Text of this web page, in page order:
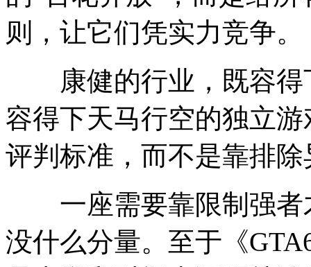
则，让它们凭实力竞争。
康健的行业，既容得
容得下天马行空的独立
评判标准，而不是靠排
一座需要靠限制强者
没什么分量。至于《